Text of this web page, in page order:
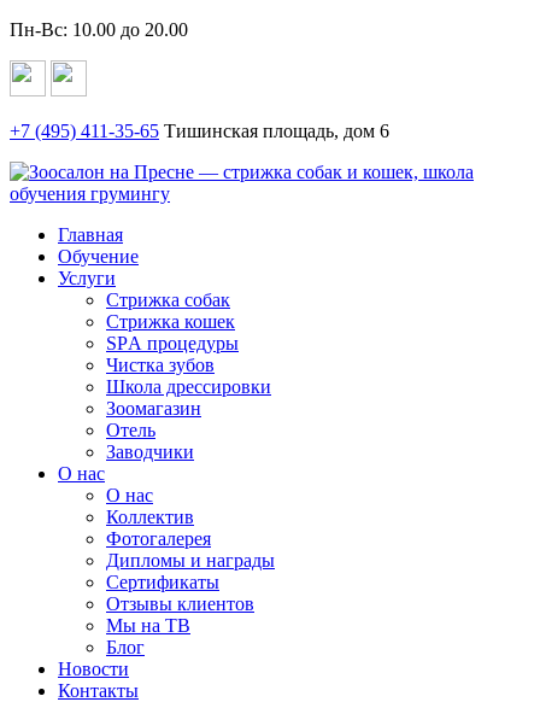
Пн-Вс: 10.00 до 20.00
+7 (495) 411-35-65 Тишинская площадь, дом 6
Главная
Обучение
Услуги
Стрижка собак
Стрижка кошек
SPА процедуры
Чистка зубов
Школа дрессировки
Зоомагазин
Отель
Заводчики
О нас
О нас
Коллектив
Фотогалерея
Дипломы и награды
Сертификаты
Отзывы клиентов
Мы на ТВ
Блог
Новости
Контакты